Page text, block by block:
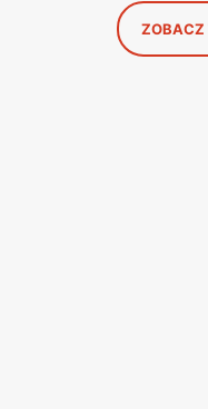
ZOBACZ